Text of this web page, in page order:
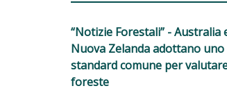
“Notizie Forestali” - Australia
Nuova Zelanda adottano uno
standard comune per
foreste